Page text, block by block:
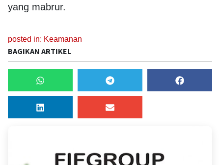
yang mabrur.
posted in: Keamanan
BAGIKAN ARTIKEL